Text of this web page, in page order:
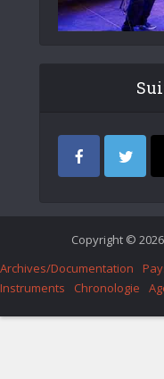
Copyright ©
Archives/Documentation
Instruments
Chronologie